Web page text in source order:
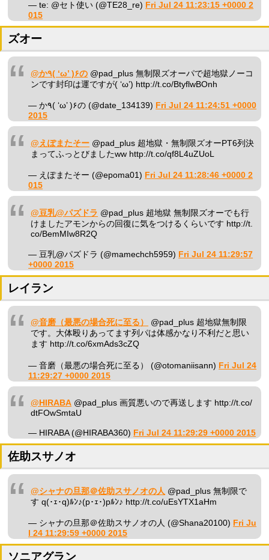
— te: @セト使い (@TE28_re) Fri Jul 24 11:23:15 +0000 2
015
ズオー
@か٩( ‘ω’ )۶の @pad_plus 無制限ズオーパで超地獄ノーコ
ンです封印は運ですが( ‘ω’) http://t.co/BtyflwBOnh
— か٩( ‘ω’ )۶の (@date_134139) Fri Jul 24 11:24:51 +0000
2015
@えぽまたそー @pad_plus 超地獄・無制限ズオーPT6列決
まってふっとびましたww http://t.co/qf8L4uZUoL
— えぽまたそー (@epoma01) Fri Jul 24 11:28:46 +0000 2
015
@豆乳@パズドラ @pad_plus 超地獄 無制限ズオーでも行
けましたアモンからの回復に気をつけるくらいです http://t.
co/BemMIw8R2Q
— 豆乳@パズドラ (@mamechch5959) Fri Jul 24 11:29:57
+0000 2015
レイラン
@音磨（最悪の場合死に至る）
@pad_plus 超地獄無制限
です。大体殴りあってます列パは体感かなり不利だと思い
ます http://t.co/6xmAds3cZQ
— 音磨（最悪の場合死に至る） (@otomaniisann) Fri Jul 24
11:29:27 +0000 2015
@HIRABA @pad_plus 画質悪いので再送します http://t.co/
dtFOwSmtaU
— HIRABA (@HIRABA360) Fri Jul 24 11:29:29 +0000 2015
佐助スサノオ
@シャナの旦那＠佐助スサノオの人 @pad_plus 無制限で
す q(･ｪ･q)ﾙﾝ♪(p･ｪ･)pﾙﾝ♪ http://t.co/uEsYTX1aHm
— シャナの旦那＠佐助スサノオの人 (@Shana20100) Fri Ju
l 24 11:29:59 +0000 2015
ソニアグラン